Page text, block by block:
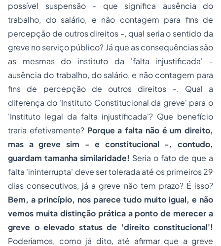
possível suspensão - que significa ausência do
trabalho, do salário, e não contagem para fins de
percepção de outros direitos -, qual seria o sentido da
greve no serviço público? Já que as consequências são
as mesmas do instituto da 'falta injustificada' -
ausência do trabalho, do salário, e não contagem para
fins de percepção de outros direitos -. Qual a
diferença do 'Instituto Constitucional da greve' para o
'Instituto legal da falta injustificada'? Que benefício
traria efetivamente? Porque a falta não é um direito,
mas a greve sim - e constitucional -, contudo,
guardam tamanha similaridade! Seria o fato de que a
falta 'ininterrupta' deve ser tolerada até os primeiros 29
dias consecutivos, já a greve não tem prazo? É isso?
Bem, a princípio, nos parece tudo muito igual, e não
vemos muita distinção prática a ponto de merecer a
greve o elevado status de 'direito constitucional'!
Poderíamos, como já dito, até afirmar que a greve